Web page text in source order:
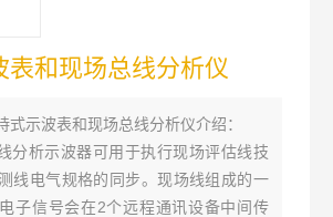
表和现场总线分析仪
式示波表和现场总线分析仪介绍：
分析示波器可用于执行现场评估线技
线电气规格的同步。现场线组成的一
子信号会在2个远程通讯设备中间传